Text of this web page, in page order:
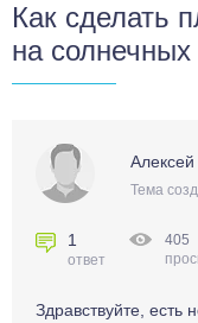
Как сделать
на солнечных
Алексей
Тема
1
ответ
405
Здравствуйте, есть